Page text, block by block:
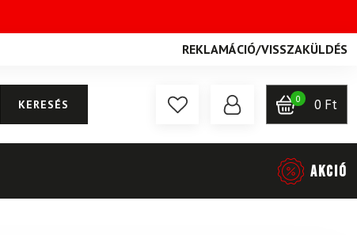
REKLAMÁCIÓ/VISSZAKÜLDÉS
KERESÉS 0 0 Ft
AKCIÓ